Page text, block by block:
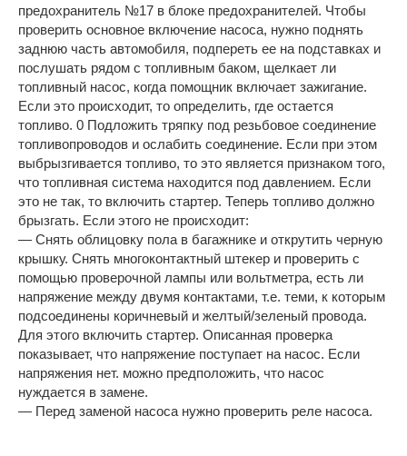
предохранитель №17 в блоке предохранителей. Чтобы
проверить основное включение насоса, нужно поднять
заднюю часть автомобиля, подпереть ее на подставках и
послушать рядом с топливным баком, щелкает ли
топливный насос, когда помощник включает зажигание.
Если это происходит, то определить, где остается
топливо. 0 Подложить тряпку под резьбовое соединение
топливопроводов и ослабить соединение. Если при этом
выбрызгивается топливо, то это является признаком того,
что топливная система находится под давлением. Если
это не так, то включить стартер. Теперь топливо должно
брызгать. Если этого не происходит:
— Снять облицовку пола в багажнике и открутить черную
крышку. Снять многоконтактный штекер и проверить с
помощью проверочной лампы или вольтметра, есть ли
напряжение между двумя контактами, т.е. теми, к которым
подсоединены коричневый и желтый/зеленый провода.
Для этого включить стартер. Описанная проверка
показывает, что напряжение поступает на насос. Если
напряжения нет. можно предположить, что насос
нуждается в замене.
— Перед заменой насоса нужно проверить реле насоса.